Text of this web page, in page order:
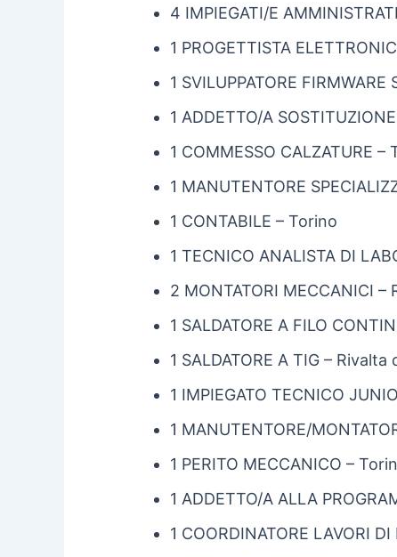
4 IMPIEGATI/E
1 PROGETTISTA
1 SVILUPPATORE
1 ADDETTO/A
1 COMMESSO CALZATURE –
1 MANUTENTORE
1 CONTABILE – Torino
1 TECNICO ANALISTA DI
2 MONTATORI MECCANICI –
1 SALDATORE A FILO
1 SALDATORE A TIG – Rivalta
1 IMPIEGATO TECNICO
1 MANUTENTORE/
1 PERITO MECCANICO –
1 ADDETTO/A ALLA
1 COORDINATORE LAVORI